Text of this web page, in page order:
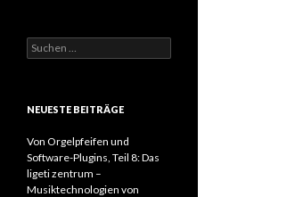
Suchen
nach:
NEUESTE BEITRÄGE
Von Orgelpfeifen und
Software-Plugins, Teil 8: Das
ligeti zentrum –
Musiktechnologien von